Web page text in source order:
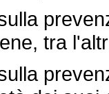
tra